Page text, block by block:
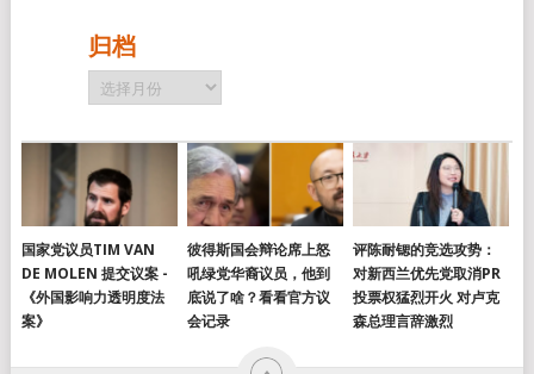
归档
归
档
国家党议员TIM VAN
DE MOLEN 提交议案 -
《外国影响力透明度法
案》
彼得斯国会辩论席上怒
吼绿党华裔议员，他到
底说了啥？看看官方议
会记录
评陈耐锶的竞选攻势：
对新西兰优先党取消PR
投票权猛烈开火 对卢克
森总理言辞激烈